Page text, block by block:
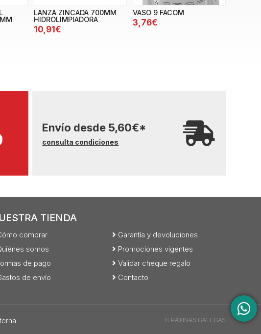
LANZA ZINCADA 700MM
HIDROLIMPIADORA
10,91€
VASO 9 FACOM
3,76€
Envío desde 5,60€*
consulta condiciones
TIENDA
comprar
somos
de pago
de envío
Garantía y devoluciones
Promociones vigentes
Validar cheque regalo
Contacto
© PÁXINAS GALEGAS